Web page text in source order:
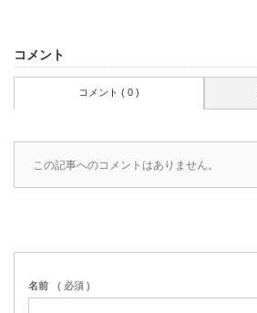
コメント
コメント ( 0 )
この記事へのコメントはありません。
名前 ( 必須 )